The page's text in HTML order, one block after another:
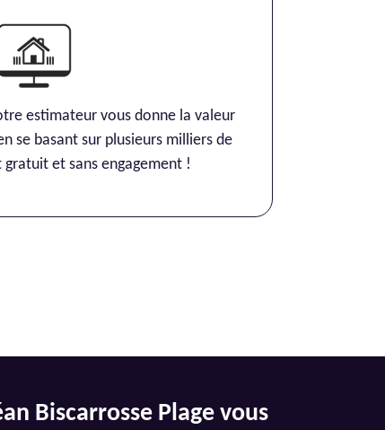
vous donne la valeur
plusieurs milliers de
biens vendus. C’est gratuit et sans engagement !
Biscarrosse Plage vous